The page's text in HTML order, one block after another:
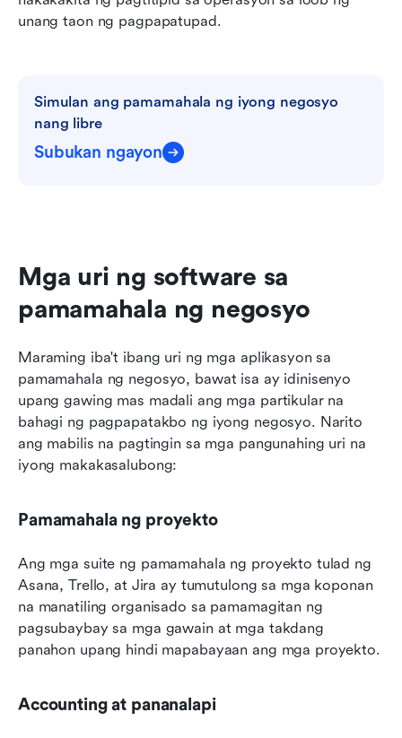
unang taon ng pagpapatupad.
Simulan ang pamamahala ng iyong negosyo
nang libre
Subukan ngayon
Mga uri ng software sa
pamamahala ng negosyo
Maraming iba't ibang uri ng mga aplikasyon sa
pamamahala ng negosyo, bawat isa ay idinisenyo
upang gawing mas madali ang mga partikular na
bahagi ng pagpapatakbo ng iyong negosyo. Narito
ang mabilis na pagtingin sa mga pangunahing uri na
iyong makakasalubong:
Pamamahala ng proyekto
Ang mga suite ng pamamahala ng proyekto tulad ng
Asana, Trello, at Jira ay tumutulong sa mga koponan
na manatiling organisado sa pamamagitan ng
pagsubaybay sa mga gawain at mga takdang
panahon upang hindi mapabayaan ang mga proyekto.
Accounting at pananalapi